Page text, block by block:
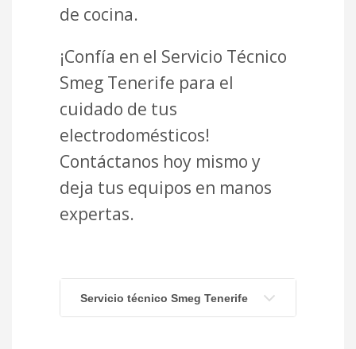
de cocina.
¡Confía en el Servicio Técnico
Smeg Tenerife para el
cuidado de tus
electrodomésticos!
Contáctanos hoy mismo y
deja tus equipos en manos
expertas.
Servicio técnico Smeg Tenerife